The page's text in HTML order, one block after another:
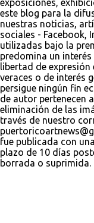
exposiciones,
este blog para la
nuestras noticias,
sociales - Facebook,
utilizadas bajo la
predomina un
libertad de
veraces o de interés
persigue ningún fin
de autor pertenecen
eliminación de las
través de nuestro
fue publicada con
plazo de 10 días
borrada o suprimida.